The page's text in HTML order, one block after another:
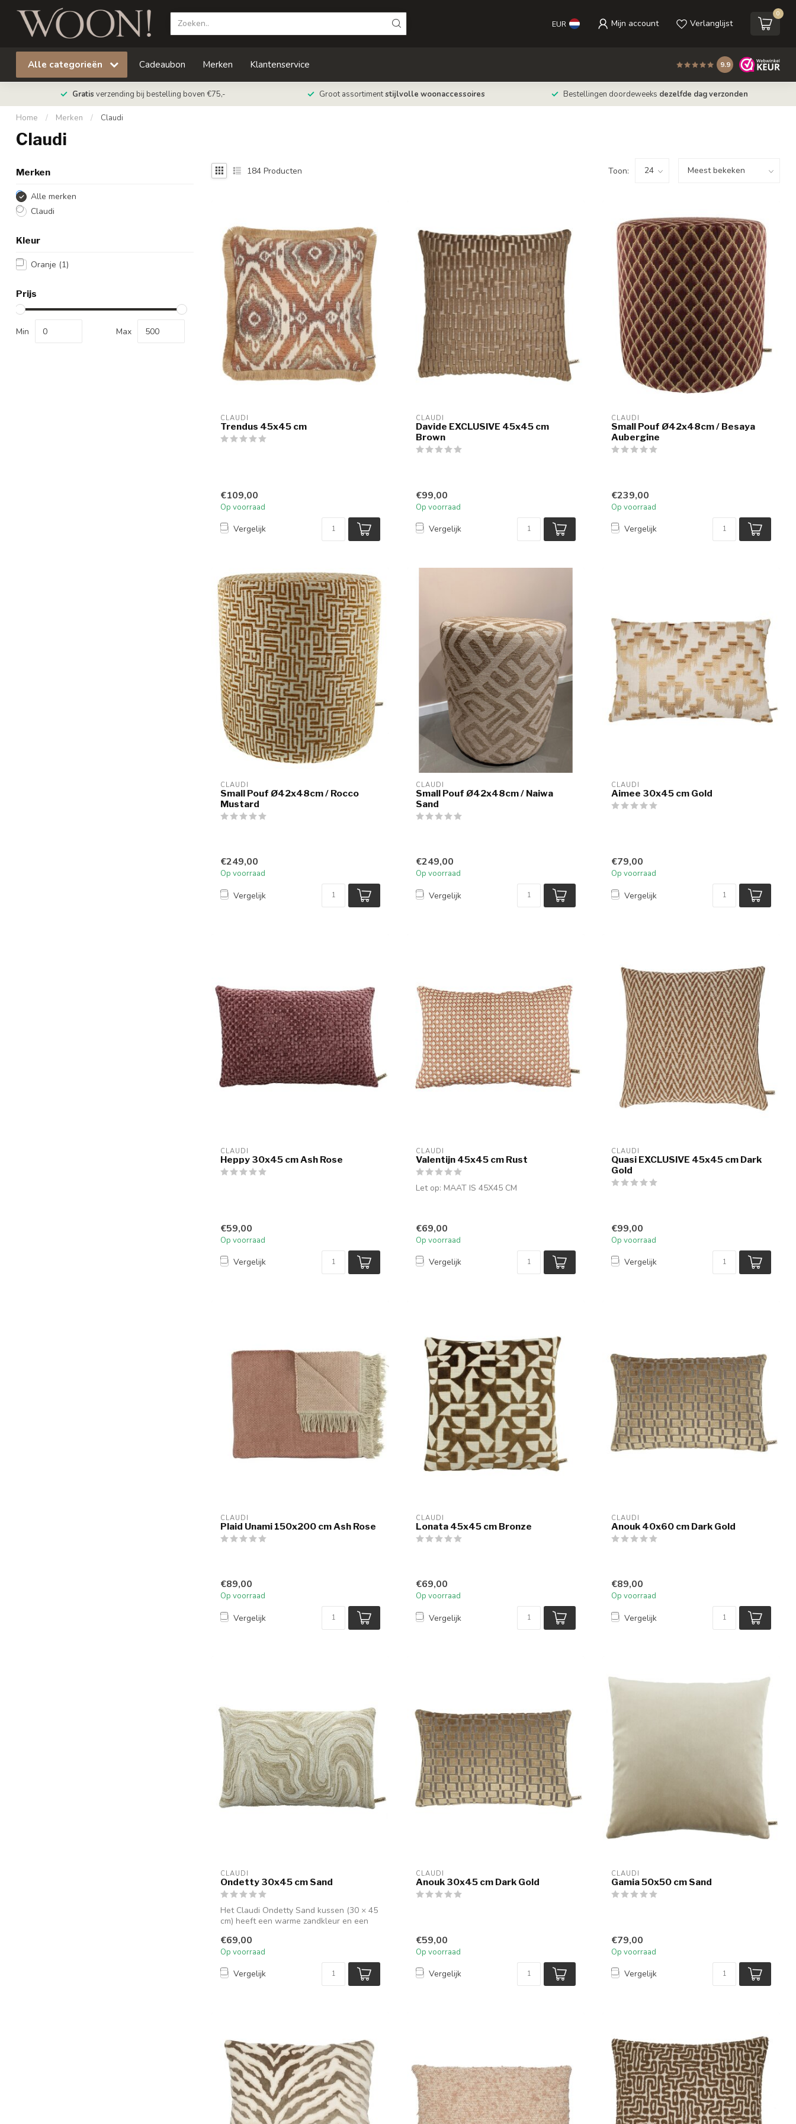
EUR Mijn account Verlanglijst
0
Alle categorieën Cadeaubon Merken Klantenservice 9.9
Gratis verzending bij bestelling boven €75,- Groot assortimentstijlvolle woonaccessoires Bestellingen doordeweeks dezelfde dag verzonden
Home / Merken / Claudi
Claudi
Merken
Alle merken
Claudi
Kleur
Oranje (1)
Prijs
Min Max
184 Producten Toon:
CLAUDI
Trendus 45x45 cm
€109,00
Op voorraad
Vergelijk
CLAUDI
Davide EXCLUSIVE 45x45 cm
Brown
€99,00
Op voorraad
Vergelijk
CLAUDI
Small Pouf Ø42x48cm / Besaya
Aubergine
€239,00
Op voorraad
Vergelijk
CLAUDI
Small Pouf Ø42x48cm / Rocco
Mustard
€249,00
Op voorraad
Vergelijk
CLAUDI
Small Pouf Ø42x48cm / Naiwa
Sand
€249,00
Op voorraad
Vergelijk
CLAUDI
Aimee 30x45 cm Gold
€79,00
Op voorraad
Vergelijk
CLAUDI
Heppy 30x45 cm Ash Rose
€59,00
Op voorraad
Vergelijk
CLAUDI
Valentijn 45x45 cm Rust
Let op: MAAT IS 45X45 CM
€69,00
Op voorraad
Vergelijk
CLAUDI
Quasi EXCLUSIVE 45x45 cm Dark
Gold
€99,00
Op voorraad
Vergelijk
CLAUDI
Plaid Unami 150x200 cm Ash Rose
€89,00
Op voorraad
Vergelijk
CLAUDI
Lonata 45x45 cm Bronze
€69,00
Op voorraad
Vergelijk
CLAUDI
Anouk 40x60 cm Dark Gold
€89,00
Op voorraad
Vergelijk
CLAUDI
Ondetty 30x45 cm Sand
Het Claudi Ondetty Sand kussen (30 × 45
cm) heeft een warme zandkleur en een
€69,00
Op voorraad
Vergelijk
CLAUDI
Anouk 30x45 cm Dark Gold
€59,00
Op voorraad
Vergelijk
CLAUDI
Gamia 50x50 cm Sand
€79,00
Op voorraad
Vergelijk